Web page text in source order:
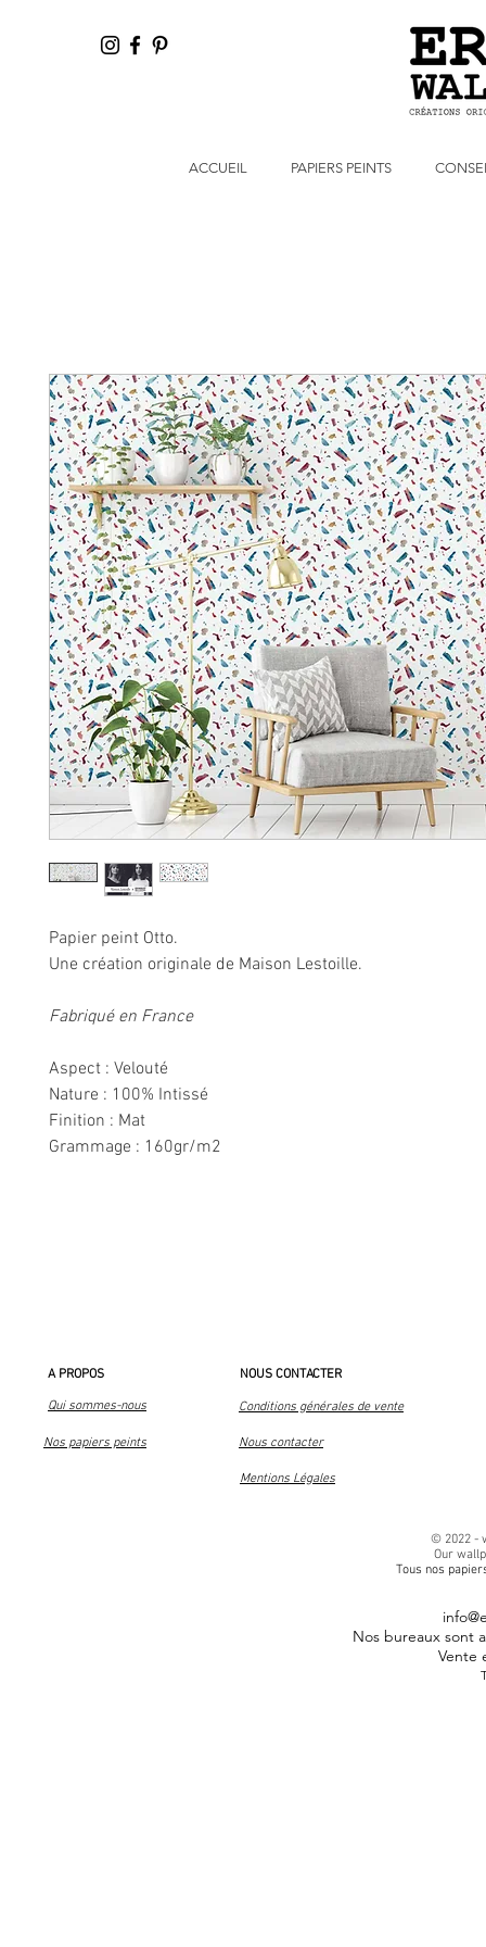
ACCUEIL PAPIERS PEINTS
Papier peint Otto.
Une création originale de Maison Lestoille.
Fabriqué en France
Aspect : Velouté
Nature : 100% Intissé
Finition : Mat
Grammage : 160gr/m2
A PROPOS
Qui sommes-nous
Nos papiers peints
NOUS CONTACTER
Conditions générales de vente
Nous contacter
Mentions Légales
© 2022 -
Our
Tous nos
Nos bureaux sont
Vente